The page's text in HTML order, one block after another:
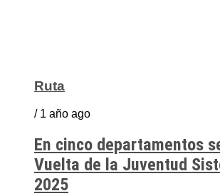
Ruta
/ 1 año ago
En cinco departamentos
Vuelta de la Juventud
2025